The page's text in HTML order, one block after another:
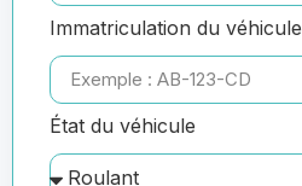
Immatriculation du véhicule
État du véhicule